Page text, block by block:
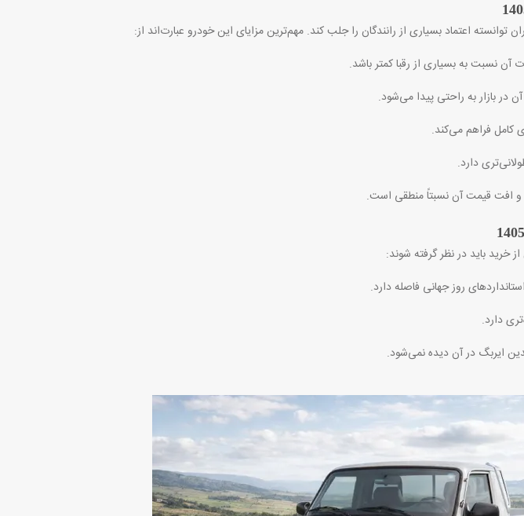
توانسته اعتماد بسیاری از رانندگان را جلب کند. مهم‌ترین مزایای این خودرو عبارت‌اند از:
آن نسبت به بسیاری از رقبا کمتر باشد.
در بازار به راحتی پیدا می‌شود.
کامل فراهم می‌کند.
دارد.
و افت قیمت آن نسبتاً منطقی است.
خرید باید در نظر گرفته شوند:
روز جهانی فاصله دارد.
دارد.
ایربگ در آن دیده نمی‌شود.